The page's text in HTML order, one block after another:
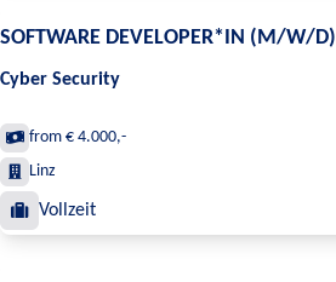
SOFTWARE DEVELOPER*IN (M/W/D)
Cyber Security
from € 4.000,-
Linz
Vollzeit